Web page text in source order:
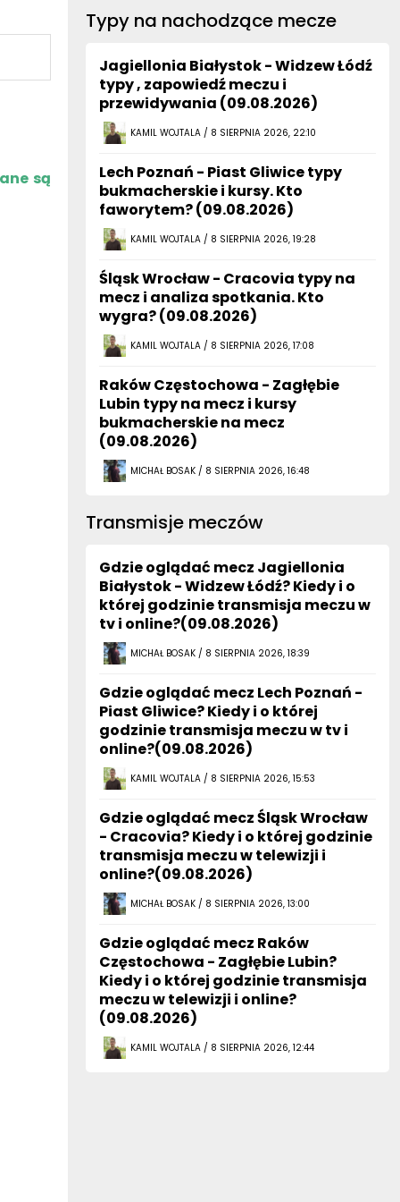
są
Typy na nachodzące mecze
Jagiellonia Białystok - Widzew Łódź
typy , zapowiedź meczu i
przewidywania (09.08.2026)
KAMIL WOJTALA / 8 SIERPNIA 2026, 22:10
Lech Poznań - Piast Gliwice typy
bukmacherskie i kursy. Kto
faworytem? (09.08.2026)
KAMIL WOJTALA / 8 SIERPNIA 2026, 19:28
Śląsk Wrocław - Cracovia typy na
mecz i analiza spotkania. Kto
wygra? (09.08.2026)
KAMIL WOJTALA / 8 SIERPNIA 2026, 17:08
Raków Częstochowa - Zagłębie
Lubin typy na mecz i kursy
bukmacherskie na mecz
(09.08.2026)
MICHAŁ BOSAK / 8 SIERPNIA 2026, 16:48
Transmisje meczów
Gdzie oglądać mecz Jagiellonia
Białystok - Widzew Łódź? Kiedy i o
której godzinie transmisja meczu w
tv i online?(09.08.2026)
MICHAŁ BOSAK / 8 SIERPNIA 2026, 18:39
Gdzie oglądać mecz Lech Poznań -
Piast Gliwice? Kiedy i o której
godzinie transmisja meczu w tv i
online?(09.08.2026)
KAMIL WOJTALA / 8 SIERPNIA 2026, 15:53
Gdzie oglądać mecz Śląsk Wrocław
- Cracovia? Kiedy i o której godzinie
transmisja meczu w telewizji i
online?(09.08.2026)
MICHAŁ BOSAK / 8 SIERPNIA 2026, 13:00
Gdzie oglądać mecz Raków
Częstochowa - Zagłębie Lubin?
Kiedy i o której godzinie transmisja
meczu w telewizji i online?
(09.08.2026)
KAMIL WOJTALA / 8 SIERPNIA 2026, 12:44